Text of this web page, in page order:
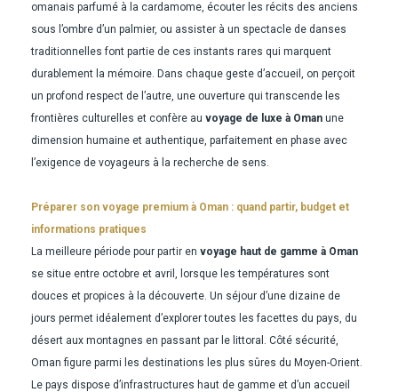
omanais parfumé à la cardamome, écouter les récits des anciens
sous l’ombre d’un palmier, ou assister à un spectacle de danses
traditionnelles font partie de ces instants rares qui marquent
durablement la mémoire. Dans chaque geste d’accueil, on perçoit
un profond respect de l’autre, une ouverture qui transcende les
frontières culturelles et confère au voyage de luxe à Oman une
dimension humaine et authentique, parfaitement en phase avec
l’exigence de voyageurs à la recherche de sens.
Préparer son voyage premium à Oman : quand partir, budget et
informations pratiques
La meilleure période pour partir en voyage haut de gamme à Oman
se situe entre octobre et avril, lorsque les températures sont
douces et propices à la découverte. Un séjour d’une dizaine de
jours permet idéalement d’explorer toutes les facettes du pays, du
désert aux montagnes en passant par le littoral. Côté sécurité,
Oman figure parmi les destinations les plus sûres du Moyen-Orient.
Le pays dispose d’infrastructures haut de gamme et d’un accueil